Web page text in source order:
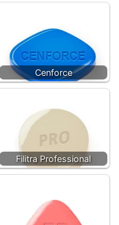
Cenforce
Filitra Professional